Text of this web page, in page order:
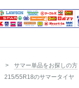
サマー単品をお探しの方
215/55R18のサマータイヤ